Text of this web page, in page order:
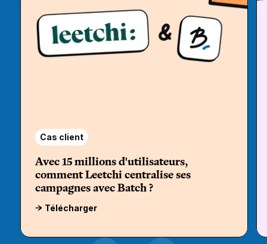
Cas client
Avec 15 millions d'utilisateurs,
comment Leetchi centralise ses
campagnes avec Batch ?
Télécharger